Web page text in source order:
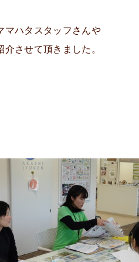
マハタスタッフさんや
させて頂きました。